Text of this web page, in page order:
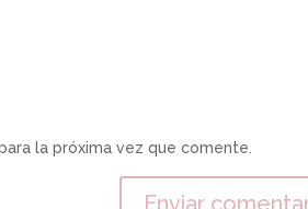
la próxima vez que comente.